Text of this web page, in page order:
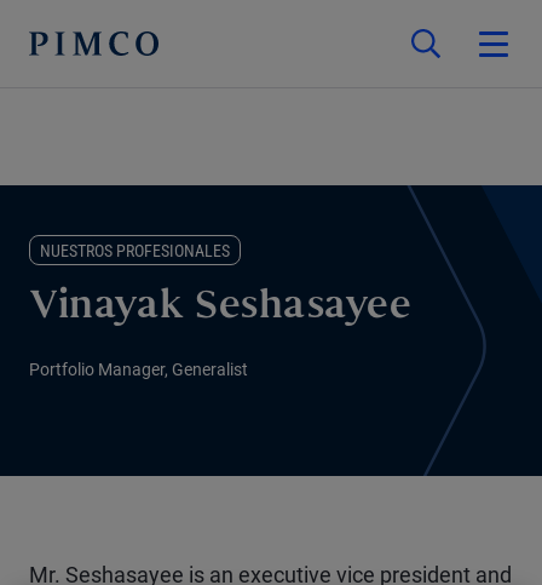
NUESTROS PROFESIONALES
Vinayak Seshasayee
Portfolio Manager, Generalist
Mr. Seshasayee is an executive vice president and